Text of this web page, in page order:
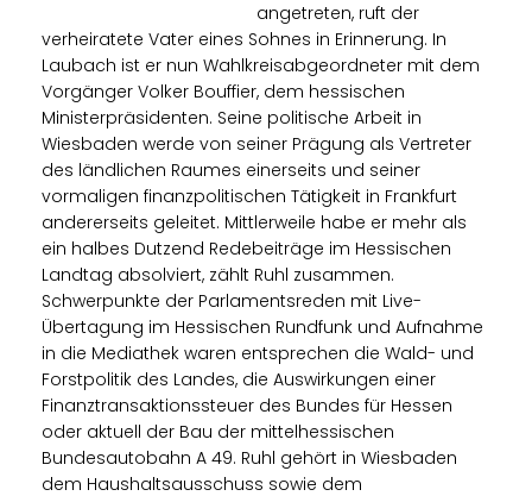
angetreten, ruft der
verheiratete Vater eines Sohnes in Erinnerung. In
Laubach ist er nun Wahlkreisabgeordneter mit dem
Vorgänger Volker Bouffier, dem hessischen
Ministerpräsidenten. Seine politische Arbeit in
Wiesbaden werde von seiner Prägung als Vertreter
des ländlichen Raumes einerseits und seiner
vormaligen finanzpolitischen Tätigkeit in Frankfurt
andererseits geleitet. Mittlerweile habe er mehr als
ein halbes Dutzend Redebeiträge im Hessischen
Landtag absolviert, zählt Ruhl zusammen.
Schwerpunkte der Parlamentsreden mit Live-
Übertagung im Hessischen Rundfunk und Aufnahme
in die Mediathek waren entsprechen die Wald- und
Forstpolitik des Landes, die Auswirkungen einer
Finanztransaktionssteuer des Bundes für Hessen
oder aktuell der Bau der mittelhessischen
Bundesautobahn A 49. Ruhl gehört in Wiesbaden
dem Haushaltsausschuss sowie dem